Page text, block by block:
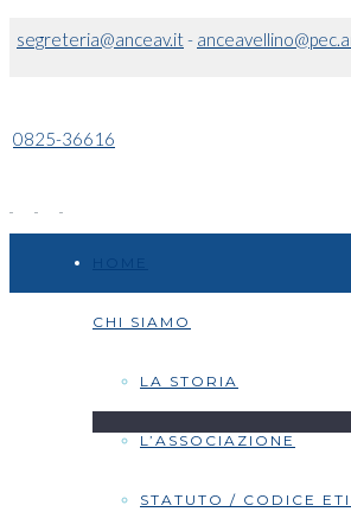
segreteria@anceav.it-
0825-36616
CHI SIAMO
LA STORIA
L’ASSOCIAZIONE
STATUTO / CODICE